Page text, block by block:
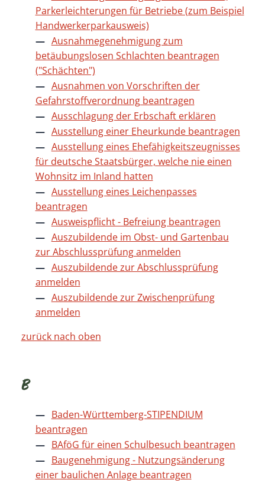
Parkerleichterungen für Betriebe (zum Beispiel
Handwerkerparkausweis)
Ausnahmegenehmigung zum
betäubungslosen Schlachten beantragen
("Schächten")
Ausnahmen von Vorschriften der
Gefahrstoffverordnung beantragen
Ausschlagung der Erbschaft erklären
Ausstellung einer Eheurkunde beantragen
Ausstellung eines Ehefähigkeitszeugnisses
für deutsche Staatsbürger, welche nie einen
Wohnsitz im Inland hatten
Ausstellung eines Leichenpasses
beantragen
Ausweispflicht - Befreiung beantragen
Auszubildende im Obst- und Gartenbau
zur Abschlussprüfung anmelden
Auszubildende zur Abschlussprüfung
anmelden
Auszubildende zur Zwischenprüfung
anmelden
zurück nach oben
B
Baden-Württemberg-STIPENDIUM
beantragen
BAföG für einen Schulbesuch beantragen
Baugenehmigung - Nutzungsänderung
einer baulichen Anlage beantragen